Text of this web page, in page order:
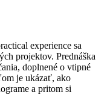
experience sa
projektov. Prednáška
doplnené o vtipné
je ukázať, ako
a pritom si